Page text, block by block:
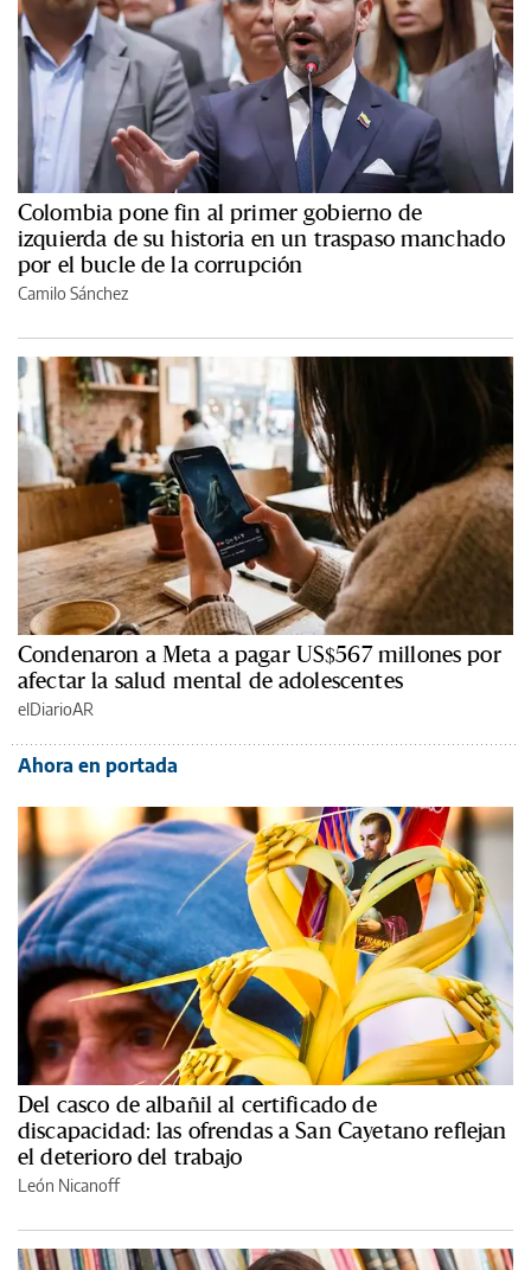
Colombia pone fin al primer gobierno de
izquierda de su historia en un traspaso manchado
por el bucle de la corrupción
Camilo Sánchez
Condenaron a Meta a pagar US$567 millones por
afectar la salud mental de adolescentes
elDiarioAR
Ahora en portada
Del casco de albañil al certificado de
discapacidad: las ofrendas a San Cayetano reflejan
el deterioro del trabajo
León Nicanoff